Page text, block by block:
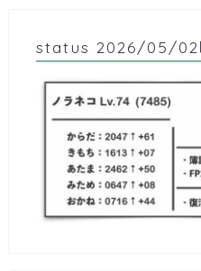
status 2026/05/02